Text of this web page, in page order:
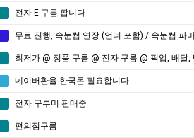
전자 E 구름 팝니다
무료 진행, 속눈썹 연장 (언더 포함) / 속눈썹 파마 모델 모집 ✨✔ 전
최저가 @ 정품 구름 @ 전자 구름 @ 픽업, 배달,
네이버환율 한국돈 필요합니다
전자 구루미 판매중
편의점구름